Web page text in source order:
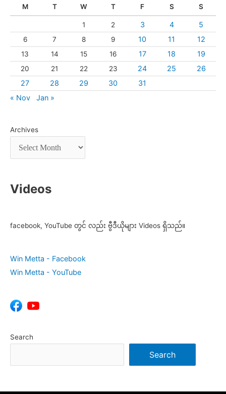
M T W T F S S
1 2 3 4 5
6 7 8 9 10 11 12
13 14 15 16 17 18 19
20 21 22 23 24 25
26
27
28 29 30
31
« Nov
Jan »
Archives
Videos
facebook, YouTube တွင် လည်း ဗွီဒီယိုများ Videos ရှိသည်။
Win Metta - Facebook
Win Metta - YouTube
Search
Search